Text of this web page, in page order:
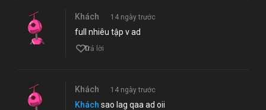
Khách 14 ngày trước
full nhiêu tập v ad
0
Trả lời
Khách 14 ngày trước
Khách sao lag qaa ad oii